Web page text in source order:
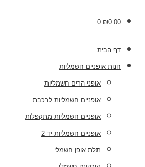
₪0.00
0
דף הבית
חנות אופניים חשמליות
אופני הרים חשמליות
אופניים חשמליות לרכבת
אופניים חשמליות מתקפלות
אופניים חשמליות יד 2
תלת אופן חשמלי